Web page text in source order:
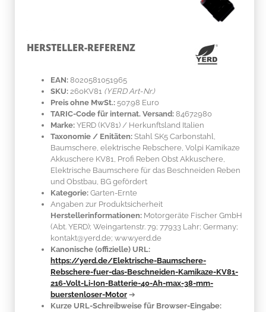
HERSTELLER-REFERENZ
EAN: 8020581051965
SKU: 260KV81 (YERD Art-Nr.)
Preis ohne MwSt.: 507.98 Euro
TARIC-Code für internat. Versand: 84672980
Marke: YERD (KV81) / Herkunftsland Italien
Taxonomie / Enitäten: Stahl SK5 Carbonstahl,
Baumschere, elektrische Rebschere, Volpi Kamikaze
Akkuschere KV81, Profi Reben Obst Akkuschere,
Elektrische Baumschere für das Beschneiden Reben
und Obstbau, BG gefördert
Kategorie: Garten-Ernte
Angaben zur Produktsicherheit
Herstellerinformationen: Motorgeräte Fischer GmbH
(Abt. YERD); Weingartenstr. 79; 77933 Lahr; Germany;
kontakt@yerd.de; www.yerd.de
Kanonische (offizielle) URL:
https://yerd.de/Elektrische-Baumschere-
Rebschere-fuer-das-Beschneiden-Kamikaze-KV81-
216-Volt-Li-Ion-Batterie-40-Ah-max-38-mm-
buerstenloser-Motor ➔
Kurze URL-Schreibweise für Browser-Eingabe: